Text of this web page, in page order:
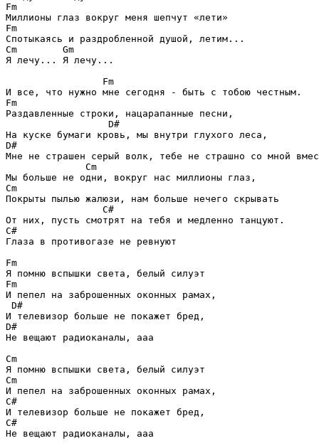
Fm
Fm
Cm        Gm
Я лечу... Я лечу...
Fm
Fm
Раздавленные строки, нацарапанные песни,
D#
D#
Мне не страшен серый волк, тебе не страшно со мной
Cm
Cm
Покрыты пылью жалюзи, нам больше нечего скрывать
C#
C#
Глаза в противогазе не ревнуют
Fm
Fm
И пепел на заброшенных оконных рамах,
D#
D#
Не вещают радиоканалы, ааа
Cm
Cm
C#
C#
Не вещают радиоканалы, ааа